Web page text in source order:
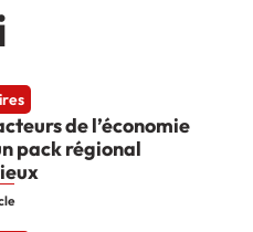
de l’économie
pack régional